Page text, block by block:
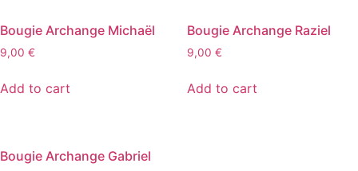
Bougie Archange Michaël
9,00 €
Add to cart
Bougie Archange Raziel
9,00 €
Add to cart
Bougie Archange Gabriel